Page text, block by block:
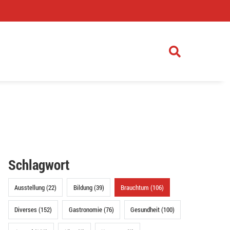
Schlagwort
Ausstellung (22) Bildung (39) Brauchtum (106)
Diverses (152) Gastronomie (76) Gesundheit (100)